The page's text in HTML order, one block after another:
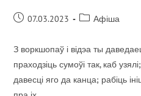
07.03.2023 Афіша
З воркшопаў і відэа ты
праходзіць сумоўі так, каб
давесці яго да канца; рабіць